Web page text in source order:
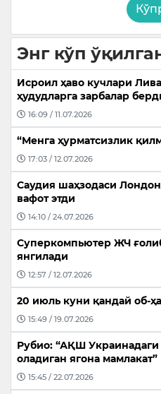
Энг кўп
Исроил ҳаво кучлари
ҳудудларга зарбалар
16:09 / 11.07.2026
“Менга ҳурматсизлик
17:03 / 12.07.2026
Саудия шаҳзодаси
вафот этди
14:10 / 24.07.2026
Суперкомпьютер ЖЧ
янгилади
12:57 / 12.07.2026
20 июль куни қандай об-
15:49 / 19.07.2026
Рубио: “АҚШ
оладиган ягона мамлакат”
15:45 / 22.07.2026